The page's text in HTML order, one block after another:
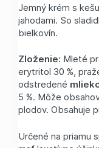
Jemný krém s
jahodami. So
bielkovín.
Zloženie: Mleté
erytritol 30 %,
odstredené
5 %. Môže
plodov. Obsahuje
Určené na priamu